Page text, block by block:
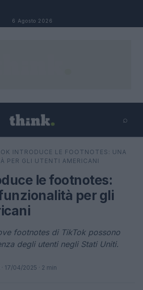
6 Agosto 2026
⌕
⌕ ×
INTRODUCE LE FOOTNOTES: UNA
PER GLI UTENTI AMERICANI
le footnotes:
per gli
footnotes di TikTok possono
degli utenti negli Stati Uniti.
· 17/04/2025 · 2 min